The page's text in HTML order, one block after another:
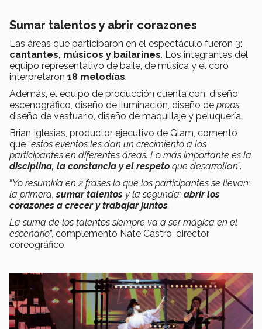
Sumar talentos y abrir corazones
Las áreas que participaron en el espectáculo fueron 3:
cantantes, músicos y bailarines. Los integrantes del
equipo representativo de baile, de música y el coro
interpretaron 18 melodías.
Además, el equipo de producción cuenta con: diseño
escenográfico, diseño de iluminación, diseño de props,
diseño de vestuario, diseño de maquillaje y peluquería.
Brian Iglesias, productor ejecutivo de Glam, comentó
que “estos eventos les dan un crecimiento a los
participantes en diferentes áreas. Lo más importante es la
disciplina, la constancia y el respeto que desarrollan”.
“Yo resumiría en 2 frases lo que los participantes se llevan:
la primera,sumar talentos y la segunda: abrir los
corazones a crecer y trabajar juntos.
La suma de los talentos siempre va a ser mágica en el
escenario”, complementó Nate Castro, director
coreográfico.